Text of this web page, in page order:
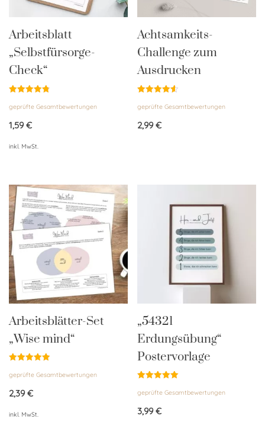
Arbeitsblatt
„Selbstfürsorge-
Check“
mit
von 5
geprüfte Gesamtbewertungen
1,59€
inkl. MwSt.
Achtsamkeits-
Challenge zum
Ausdrucken
mit
von 5
geprüfte Gesamtbewertungen
2,99€
Arbeitsblätter-Set
„Wise mind“
mit
von 5
geprüfte Gesamtbewertungen
2,39€
inkl. MwSt.
„54321
Erdungsübung“
Postervorlage
mit
von 5
geprüfte Gesamtbewertungen
3,99€